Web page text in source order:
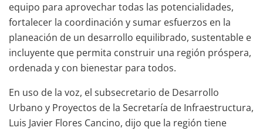
equipo para aprovechar todas las potencialidades,
fortalecer la coordinación y sumar esfuerzos en la
planeación de un desarrollo equilibrado, sustentable e
incluyente que permita construir una región próspera,
ordenada y con bienestar para todos.
En uso de la voz, el subsecretario de Desarrollo
Urbano y Proyectos de la Secretaría de Infraestructura,
Luis Javier Flores Cancino, dijo que la región tiene